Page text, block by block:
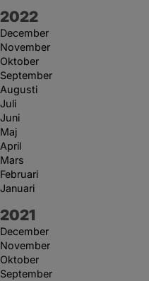
År:
2022
December
November
Oktober
September
Augusti
Juli
Juni
Maj
April
Mars
Februari
Januari
År:
2021
December
November
Oktober
September